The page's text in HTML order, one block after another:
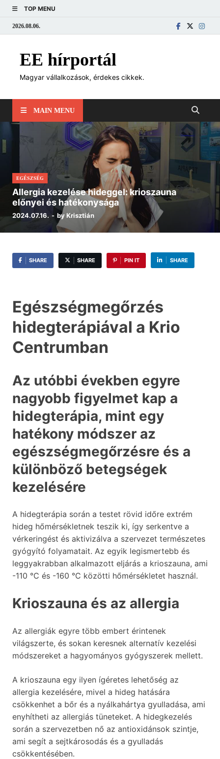
TOP MENU
2026.08.06.
EE hírportál
Magyar vállalkozások, érdekes cikkek.
MAIN MENU
EGÉSZSÉG
Allergia kezelése hideggel: krioszauna
előnyei és hatékonysága
2024.07.16. - byKrisztián
SHARE SHARE PIN IT SHARE
Egészségmegőrzés
hidegterápiával a Krio
Centrumban
Az utóbbi években egyre
nagyobb figyelmet kap a
hidegterápia, mint egy
hatékony módszer az
egészségmegőrzésre és a
különböző betegségek
kezelésére
A hidegterápia során a testet rövid időre extrém
hideg hőmérsékletnek teszik ki, így serkentve a
vérkeringést és aktivizálva a szervezet természetes
gyógyító folyamatait. Az egyik legismertebb és
leggyakrabban alkalmazott eljárás a krioszauna, ami
-110 °C és -160 °C közötti hőmérsékletet használ.
Krioszauna és az allergia
Az allergiák egyre több embert érintenek
világszerte, és sokan keresnek alternatív kezelési
módszereket a hagyományos gyógyszerek mellett.
A krioszauna egy ilyen ígéretes lehetőség az
allergia kezelésére, mivel a hideg hatására
csökkenhet a bőr és a nyálkahártya gyulladása, ami
enyhítheti az allergiás tüneteket. A hidegkezelés
során a szervezetben nő az antioxidánsok szintje,
ami segít a sejtkárosodás és a gyulladás
csökkentésében.